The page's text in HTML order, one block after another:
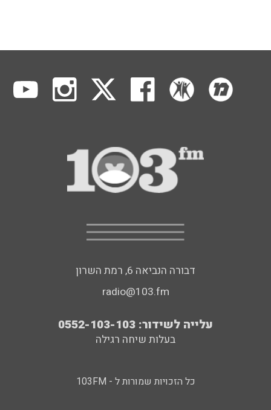
דבורה הנביאה 6, רמת השרון
radio@103.fm
עלייה לשידור: 0552-103-103
בעלות שיחה רגילה
כל הזכויות שמורות ל - 103FM